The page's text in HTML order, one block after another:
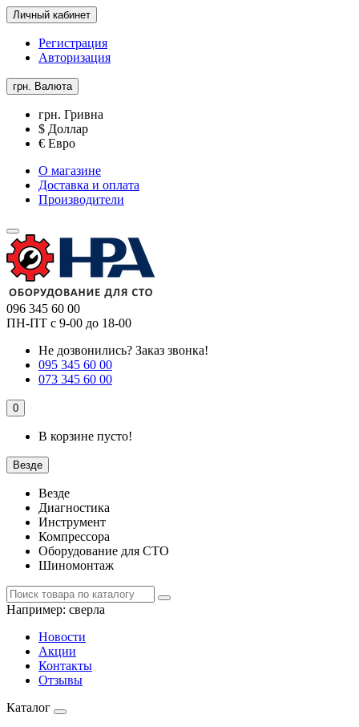
Личный кабинет
Регистрация
Авторизация
грн. Валюта
грн. Гривна
$ Доллар
€ Евро
О магазине
Доставка и оплата
Производители
096 345 60 00
ПН-ПТ с 9-00 до 18-00
Не дозвонились? Заказ звонка!
095 345 60 00
073 345 60 00
0
В корзине пусто!
Везде
Везде
Диагностика
Инструмент
Компрессора
Оборудование для СТО
Шиномонтаж
Например: сверла
Новости
Акции
Контакты
Отзывы
Каталог